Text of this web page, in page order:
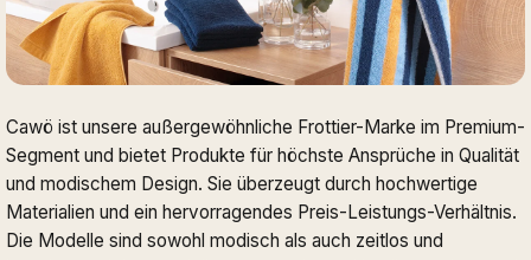
Cawö ist unsere außergewöhnliche Frottier-Marke im Premium-
Segment und bietet Produkte für höchste Ansprüche in Qualität
und modischem Design. Sie überzeugt durch hochwertige
Materialien und ein hervorragendes Preis-Leistungs-Verhältnis.
Die Modelle sind sowohl modisch als auch zeitlos und